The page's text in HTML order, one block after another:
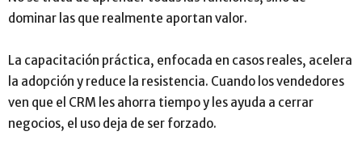
dominar las que realmente aportan valor.
La capacitación práctica, enfocada en casos reales, acelera
la adopción y reduce la resistencia. Cuando los vendedores
ven que el CRM les ahorra tiempo y les ayuda a cerrar
negocios, el uso deja de ser forzado.